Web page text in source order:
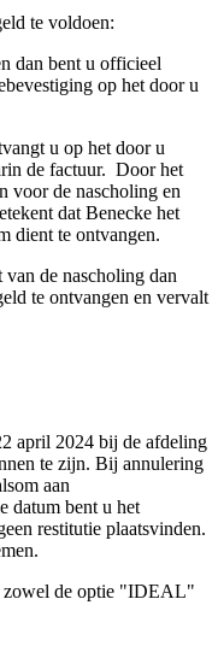
te voldoen:
dan bent u officieel
op het door u
u op het door u
de factuur. Door het
voor de nascholing en
dat Benecke het
dient te ontvangen.
de nascholing dan
te ontvangen en vervalt
april 2024 bij de afdeling
te zijn. Bij annulering
aan
datum bent u het
restitutie plaatsvinden.
zowel de optie "IDEAL"